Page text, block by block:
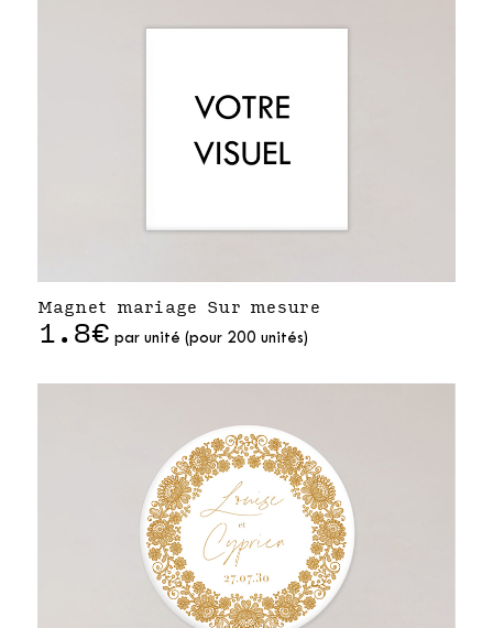
Magnet mariage Sur mesure
1.8€ par unité (pour 200 unités)